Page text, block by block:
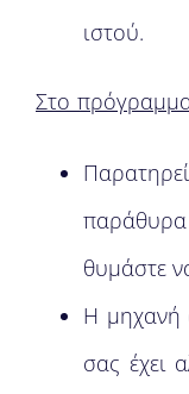
ιστού.
Στο
παράθυρα
θυμάστε
Η μηχανή
σας έχει